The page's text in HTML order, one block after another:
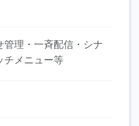
管理・一斉配信・シナ
チメニュー等